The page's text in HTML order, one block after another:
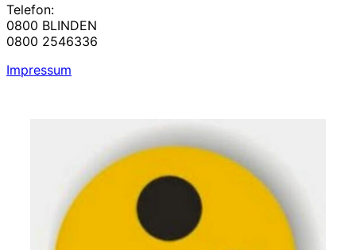
Telefon:
0800 BLINDEN
0800 2546336
Impressum